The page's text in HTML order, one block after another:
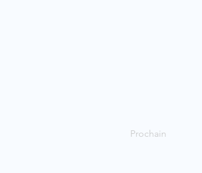
Prochain